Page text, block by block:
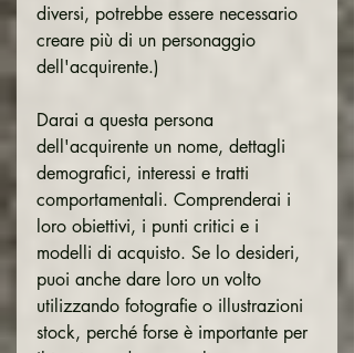
diversi, potrebbe essere necessario
creare più di un personaggio
dell'acquirente.)
Darai a questa persona
dell'acquirente un nome, dettagli
demografici, interessi e tratti
comportamentali. Comprenderai i
loro obiettivi, i punti critici e i
modelli di acquisto. Se lo desideri,
puoi anche dare loro un volto
utilizzando fotografie o illustrazioni
stock, perché forse è importante per